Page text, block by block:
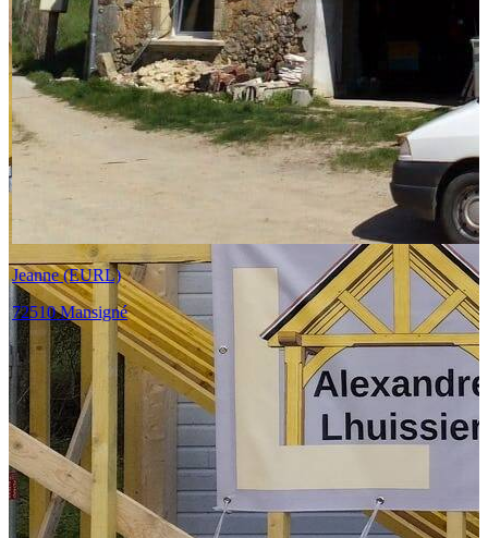
Jeanne (EURL)
72510 Mansigné